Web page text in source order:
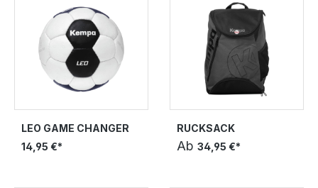
LEO GAME CHANGER
14,95 €*
RUCKSACK
Ab 34,95 €*